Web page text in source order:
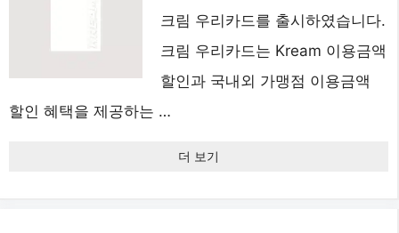
크림 우리카드를 출시하였습니다.
크림 우리카드는 Kream 이용금액
할인과 국내외 가맹점 이용금액
할인 혜택을 제공하는 …
더 보기